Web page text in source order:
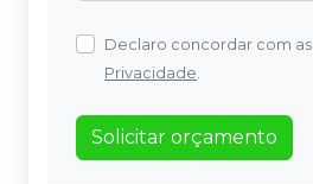
Declaro concordar com as
Privacidade.
Solicitar orçamento